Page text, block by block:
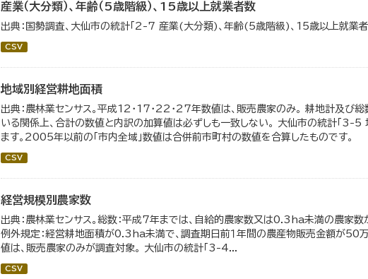
産業（大分類）、年齢（5歳階級）、15歳以上就業者数
出典：国勢調査、大仙市の統計「2-7 産業(大分類)、年齢(5歳階級)、15歳以上就業者
CSV
地域別経営耕地面積
出典：農林業センサス。平成12・17・22・27年数値は、販売農家のみ。 耕地計及び
いる関係上、合計の数値と内訳の加算値は必ずしも一致しない。 大仙市の統計「3-5
ます。2005年以前の「市内全域」数値は合併前市町村の数値を合算したものです。
CSV
経営規模別農家数
出典：農林業センサス。総数：平成7年までは、自給的農家数又は0.3ha未満の農家数
例外規定：経営耕地面積が0.3ha未満で、調査期日前１年間の農産物販売金額が50
値は、販売農家のみが調査対象。 大仙市の統計「3-4...
CSV